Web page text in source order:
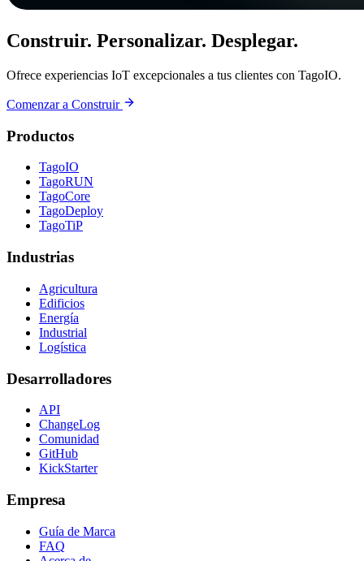
Construir. Personalizar. Desplegar.
Ofrece experiencias IoT excepcionales a tus clientes con TagoIO.
Comenzar a Construir
Productos
TagoIO
TagoRUN
TagoCore
TagoDeploy
TagoTiP
Industrias
Agricultura
Edificios
Energía
Industrial
Logística
Desarrolladores
API
ChangeLog
Comunidad
GitHub
KickStarter
Empresa
Guía de Marca
FAQ